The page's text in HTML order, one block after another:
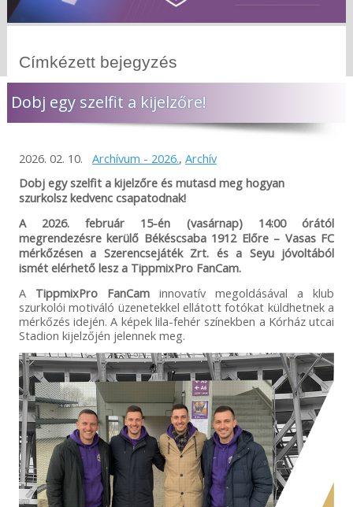
Címkézett bejegyzés
Dobj egy szelfit a kijelzőre!
2026. 02. 10. Archívum - 2026., Archív
Dobj egy szelfit a kijelzőre és mutasd meg hogyan
szurkolsz kedvenc csapatodnak!
A 2026. február 15-én (vasárnap) 14:00 órától
megrendezésre kerülő Békéscsaba 1912 Előre – Vasas FC
mérkőzésen a Szerencsejáték Zrt. és a Seyu jóvoltából
ismét elérhető lesz a TippmixPro FanCam.
A TippmixPro FanCaminnovatív megoldásával a klub
szurkolói motiváló üzenetekkel ellátott fotókat küldhetnek a
mérkőzés idején. A képek lila-fehér színekben a Kórház utcai
Stadion kijelzőjén jelennek meg.